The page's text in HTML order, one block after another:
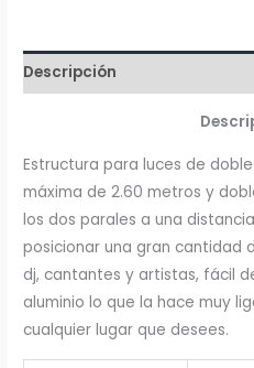
cantidad
Descripción
Estructura para luces de
máxima de 2.60 metros y
los dos parales a una
posicionar una gran cantidad
dj, cantantes y artistas, fácil
aluminio lo que la hace muy
cualquier lugar que desees.